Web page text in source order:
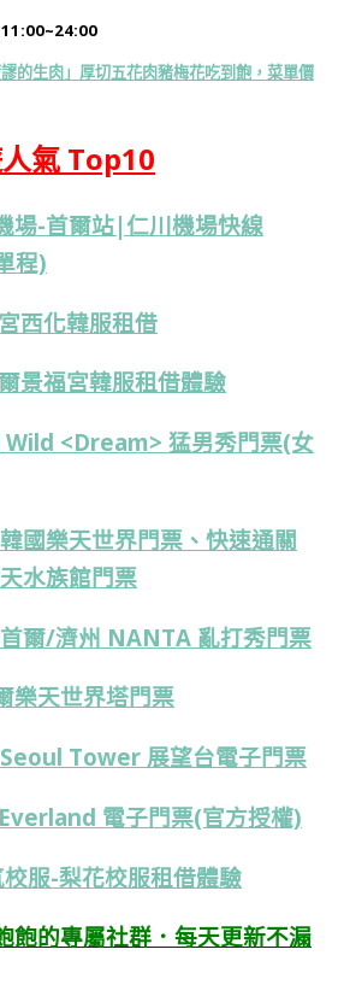
11:00~24:00
的生肉」厚切五花肉豬梅花吃到飽，菜單價
氣 Top10
場-首爾站|仁川機場快線
程)
西化韓服租借
景福宮韓服租借體驗
<Dream> 猛男秀門票(女
國樂天世界門票、快速通關
水族館門票
爾/濟州 NANTA 亂打秀門票
樂天世界塔門票
Tower 展望台電子門票
電子門票(官方授權)
服-梨花校服租借體驗
飽的專屬社群．每天更新不漏